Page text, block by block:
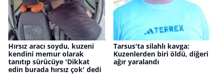
Hırsız aracı soydu, kuzeni
kendini memur olarak
tanıtıp sürücüye 'Dikkat
edin burada hırsız çok' dedi
Tarsus'ta silahlı kavga:
Kuzenlerden biri öldü, diğeri
ağır yaralandı